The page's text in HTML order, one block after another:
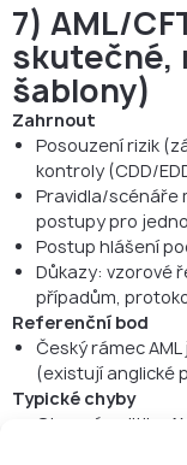
7) AML/
skutečné,
šablony)
Zahrnout
Posouzení rizik
kontroly (CDD/
Pravidla/scénáře
postupy pro
Postup hlášení
Důkazy: vzorové
případům,
Referenční bod
Český rámec
(existují anglické
Typické chyby
Obecná politika
produktům/